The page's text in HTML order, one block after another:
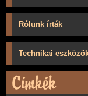
Rólunk írták
Technikai